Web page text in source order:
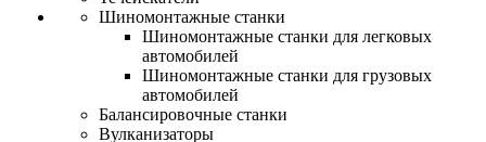
Шиномонтажные станки
Шиномонтажные станки для легковых
автомобилей
Шиномонтажные станки для грузовых
автомобилей
Балансировочные станки
Вулканизаторы